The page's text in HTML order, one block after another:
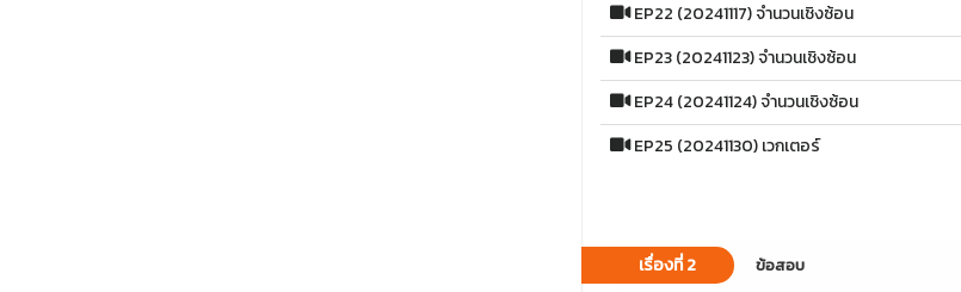
EP22 (20241117) จำนวนเชิงซ้อน
EP23 (20241123) จำนวนเชิงซ้อน
EP24 (20241124) จำนวนเชิงซ้อน
EP25 (20241130) เวกเตอร์
เรื่องที่ 2 ข้อสอบ